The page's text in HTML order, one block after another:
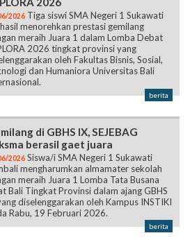
2026 Tiga siswi SMA Negeri 1 Sukawati
menorehkan prestasi gemilang
meraih Juara 1 dalam Lomba Debat
2026 tingkat provinsi yang
oleh Fakultas Bisnis, Sosial,
dan Humaniora Universitas Bali
berita
di GBHS IX, SEJEBAG
berasil gaet juara
2026 Siswa/i SMA Negeri 1 Sukawati
mengharumkan almamater sekolah
meraih Juara 1 Lomba Tata Busana
Bali Tingkat Provinsi dalam ajang GBHS
diselenggarakan oleh Kampus INSTIKI
Rabu, 19 Februari 2026.
berita